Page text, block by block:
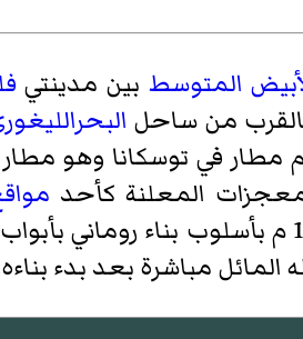
المتوسط بين مدينتي
من ساحل
مطار في توسكانا وهو مطار
المعلنة كأحد
، وهي الكاتدرائية الرخامية التي استمر بناءها من عام 1064 م حتى عام 1118 م بأسلوب